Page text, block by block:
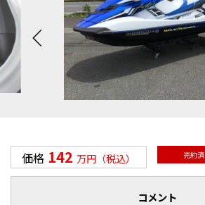
価格 142 万円（税込） 売約済
コメント